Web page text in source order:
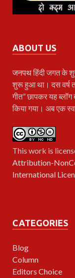
ABOUT US
जनपथहिंदी जगत के
शुरू हुआ था। दस वर्ष
गीत” छापकर यह
किया गया। अब एक
This work is
Attribution-
International
CATEGORIES
Blog
Column
Editors Choice